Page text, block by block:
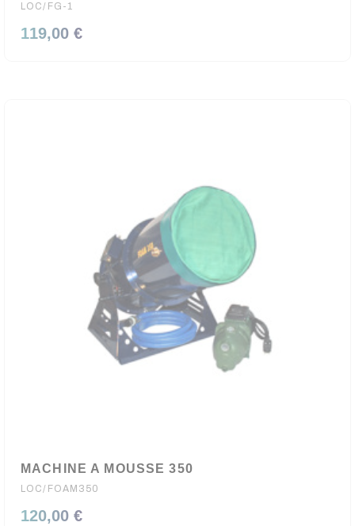
LOC/FG-1
119,00 €
MACHINE A MOUSSE 350
LOC/FOAM350
120,00 €